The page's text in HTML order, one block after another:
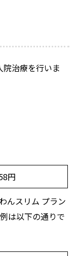
治療を行いま
円
んスリム プラン
は以下の通りで